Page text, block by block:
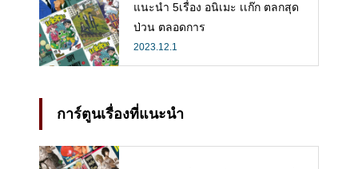
แนะนำ 5เรื่อง อนิเมะ เเก๊ก ตลกสุด
ป่วน ตลอดการ
2023.12.1
การ์ตูนเรื่องที่แนะนำ